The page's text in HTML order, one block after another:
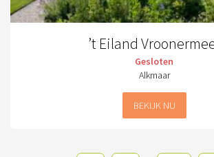
’t Eiland
Gesloten
Alkmaar
BEKIJK NU